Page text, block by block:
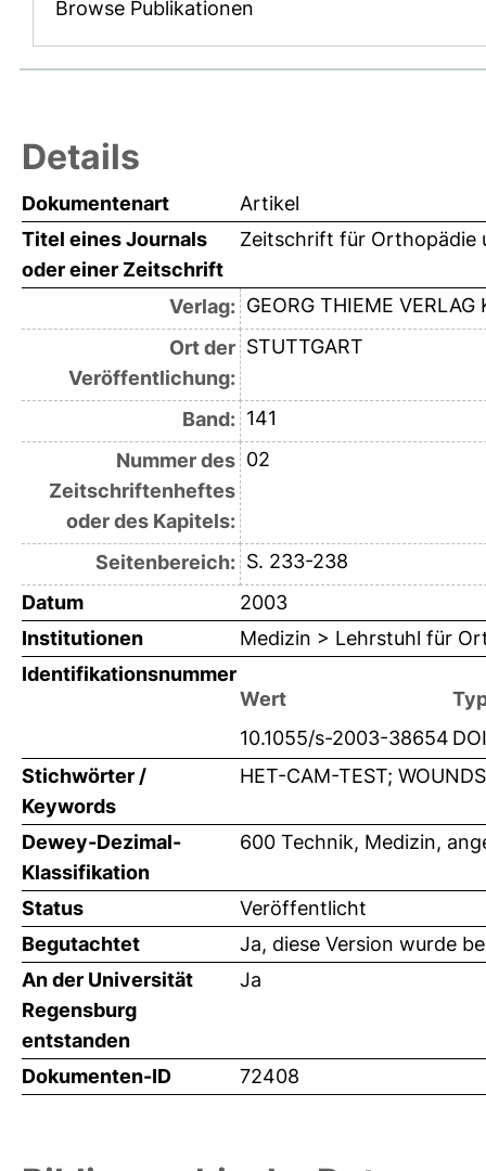
Browse Publikationen
Details
Dokumentenart
Artikel
Titel eines Journals
oder einer Zeitschrift
Zeitschrift für Orthopädie
Verlag: GEORG THIEME VERLAG
Ort der
Veröffentlichung:
STUTTGART
Band: 141
Nummer des
Zeitschriftenheftes
oder des Kapitels:
02
Seitenbereich: S. 233-238
Datum
2003
Institutionen
Medizin > Lehrstuhl für
Identifikationsnummer
Wert
10.1055/s-2003-38654 DOI
Stichwörter /
Keywords
HET-CAM-TEST;
Dewey-Dezimal-
Klassifikation
600 Technik, Medizin,
Status
Veröffentlicht
Begutachtet
Ja, diese Version wurde
An der Universität
Regensburg
entstanden
Ja
Dokumenten-ID 72408